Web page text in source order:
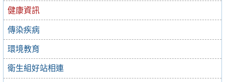
健康資訊
傳染疾病
環境教育
衛生組好站相連